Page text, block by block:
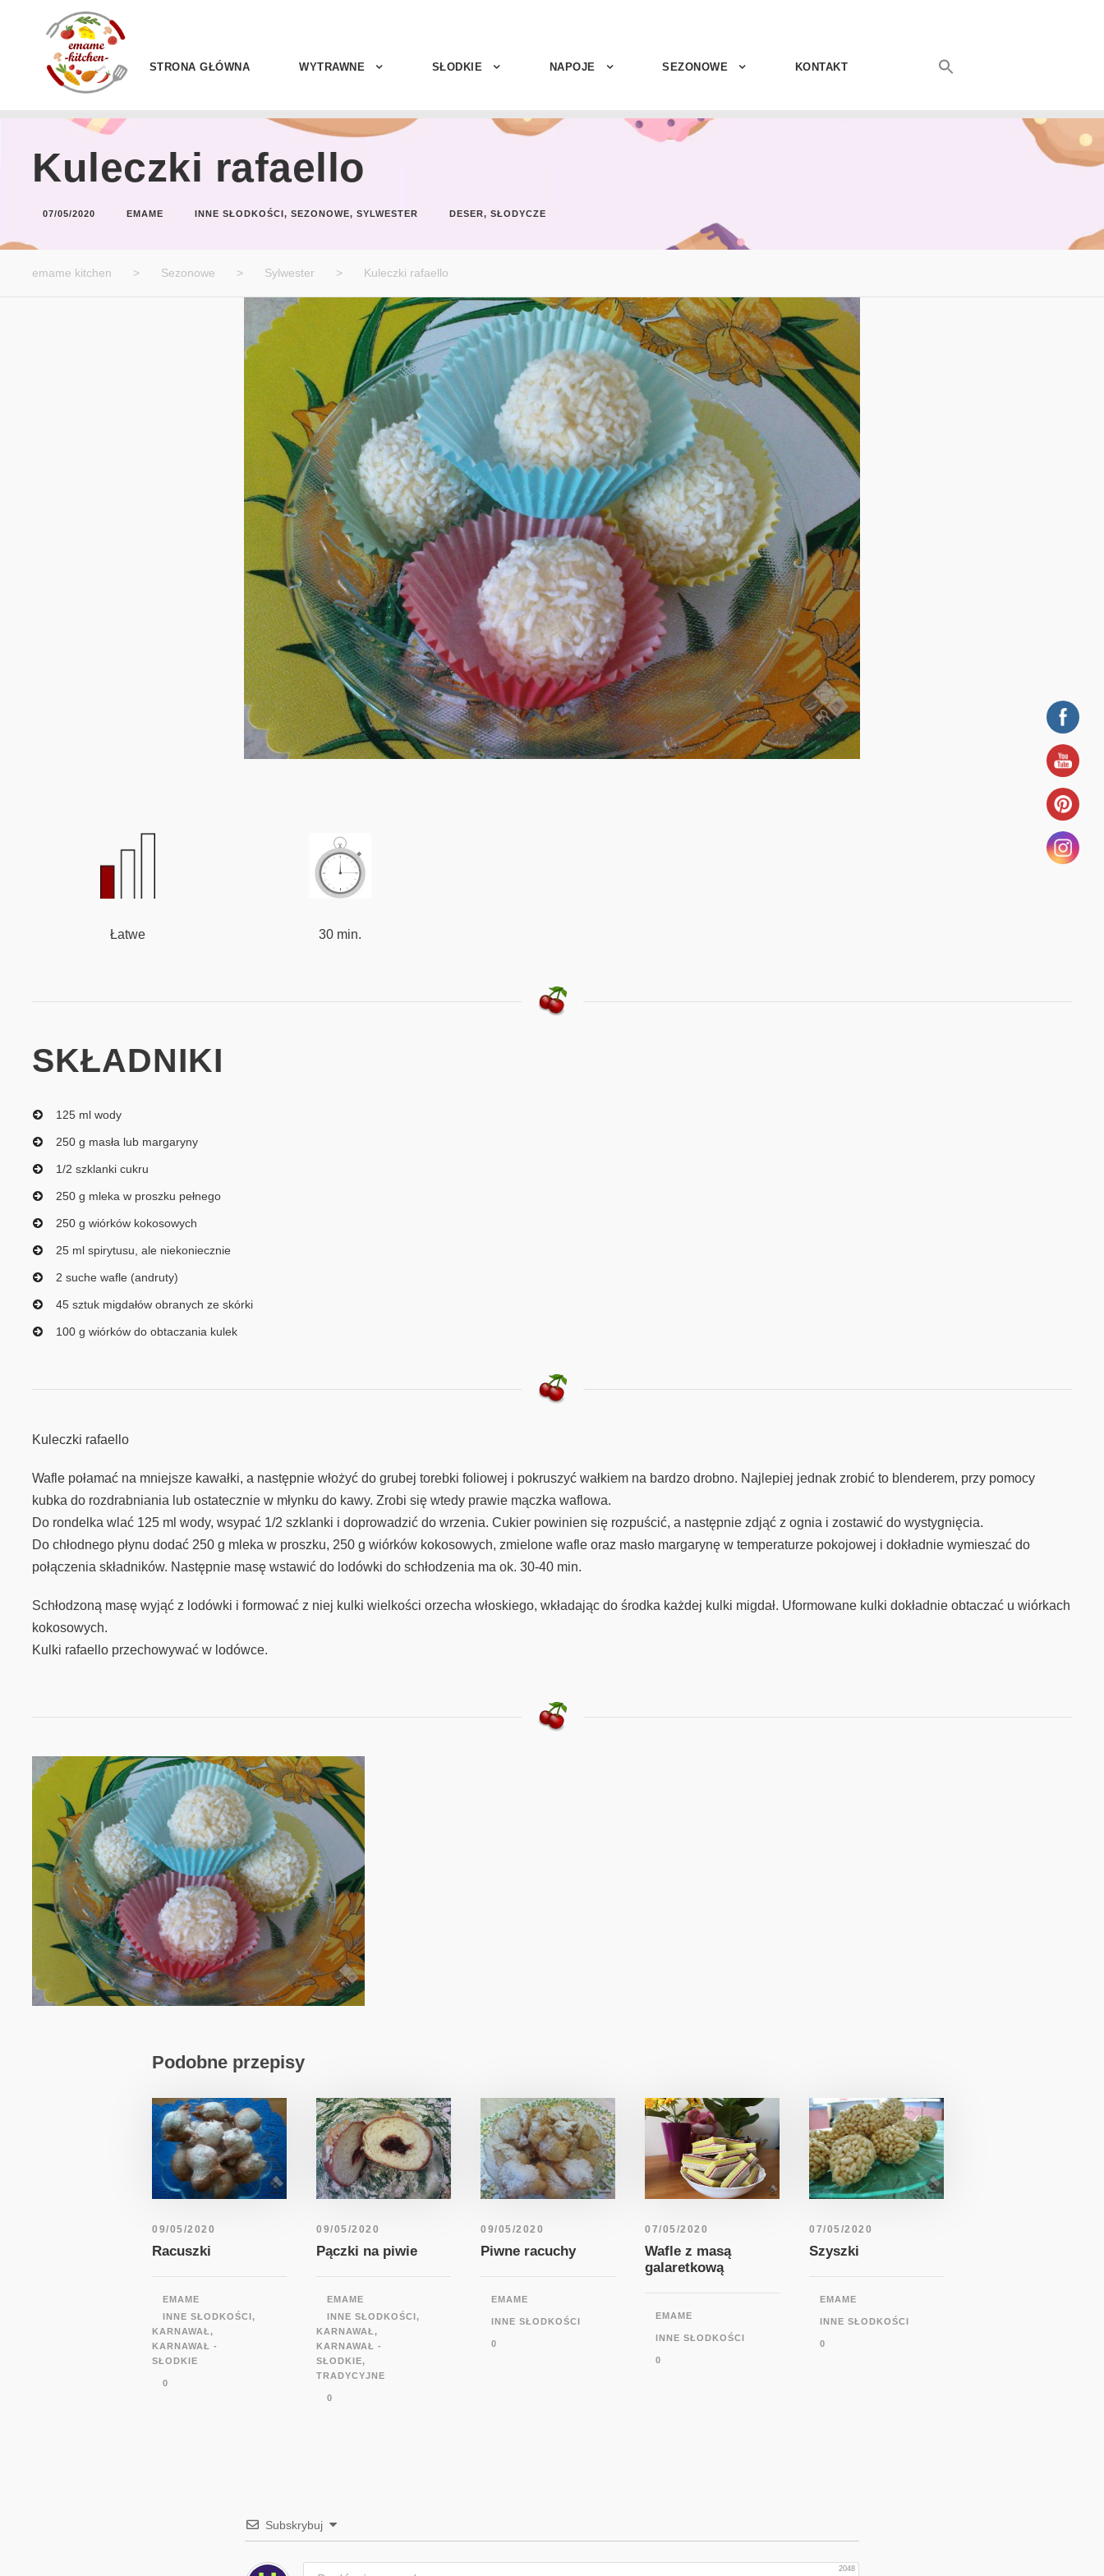
STRONA GŁÓWNA WYTRAWNE SŁODKIE NAPOJE SEZONOWE KONTAKT
Kuleczki rafaello
07/05/2020 EMAME INNE SŁODKOŚCI, SEZONOWE, SYLWESTER DESER, SŁODYCZE
emame kitchen > Sezonowe > Sylwester > Kuleczki rafaello
Łatwe 30 min.
SKŁADNIKI
125 ml wody
250 g masła lub margaryny
1/2 szklanki cukru
250 g mleka w proszku pełnego
250 g wiórków kokosowych
25 ml spirytusu, ale niekoniecznie
2 suche wafle (andruty)
45 sztuk migdałów obranych ze skórki
100 g wiórków do obtaczania kulek
Kuleczki rafaello
Wafle połamać na mniejsze kawałki, a następnie włożyć do grubej torebki foliowej i pokruszyć wałkiem na bardzo drobno. Najlepiej jednak zrobić to blenderem, przy pomocy
kubka do rozdrabniania lub ostatecznie w młynku do kawy. Zrobi się wtedy prawie mączka waflowa.
Do rondelka wlać 125 ml wody, wsypać 1/2 szklanki i doprowadzić do wrzenia. Cukier powinien się rozpuścić, a następnie zdjąć z ognia i zostawić do wystygnięcia.
Do chłodnego płynu dodać 250 g mleka w proszku, 250 g wiórków kokosowych, zmielone wafle oraz masło margarynę w temperaturze pokojowej i dokładnie wymieszać do
połączenia składników. Następnie masę wstawić do lodówki do schłodzenia ma ok. 30-40 min.
Schłodzoną masę wyjąć z lodówki i formować z niej kulki wielkości orzecha włoskiego, wkładając do środka każdej kulki migdał. Uformowane kulki dokładnie obtaczać u wiórkach
kokosowych.
Kulki rafaello przechowywać w lodówce.
Podobne przepisy
09/05/2020
Racuszki
EMAME
INNE SŁODKOŚCI,
KARNAWAŁ,
KARNAWAŁ -
SŁODKIE
0
09/05/2020
Pączki na piwie
EMAME
INNE SŁODKOŚCI,
KARNAWAŁ,
KARNAWAŁ -
SŁODKIE,
TRADYCYJNE
0
09/05/2020
Piwne racuchy
EMAME
INNE SŁODKOŚCI
0
07/05/2020
Wafle z masą
galaretkową
EMAME
INNE SŁODKOŚCI
0
07/05/2020
Szyszki
EMAME
INNE SŁODKOŚCI
0
Subskrybuj
2048